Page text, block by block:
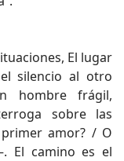
El lugar
silencio al otro
hombre frágil,
sobre las
amor? / O
El camino es el